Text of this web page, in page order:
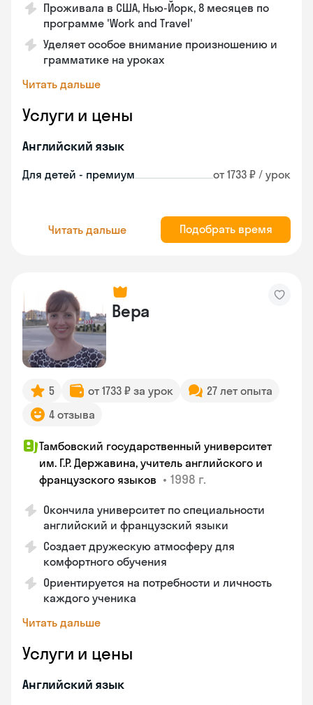
Проживала в США, Нью-Йорк, 8 месяцев по
программе 'Work and Travel'
Уделяет особое внимание произношению и
грамматике на уроках
Читать дальше
Услуги и цены
Английский язык
Для детей - премиум от 1733 ₽ / урок
Читать дальше Подобрать время
Вера
5 от 1733 ₽ за урок
27 лет опыта
4 отзыва
Тамбовский государственный университет
им. Г.Р. Державина, учитель английского и
французского языков • 1998 г.
Окончила университет по специальности
английский и французский языки
Создает дружескую атмосферу для
комфортного обучения
Ориентируется на потребности и личность
каждого ученика
Читать дальше
Услуги и цены
Английский язык